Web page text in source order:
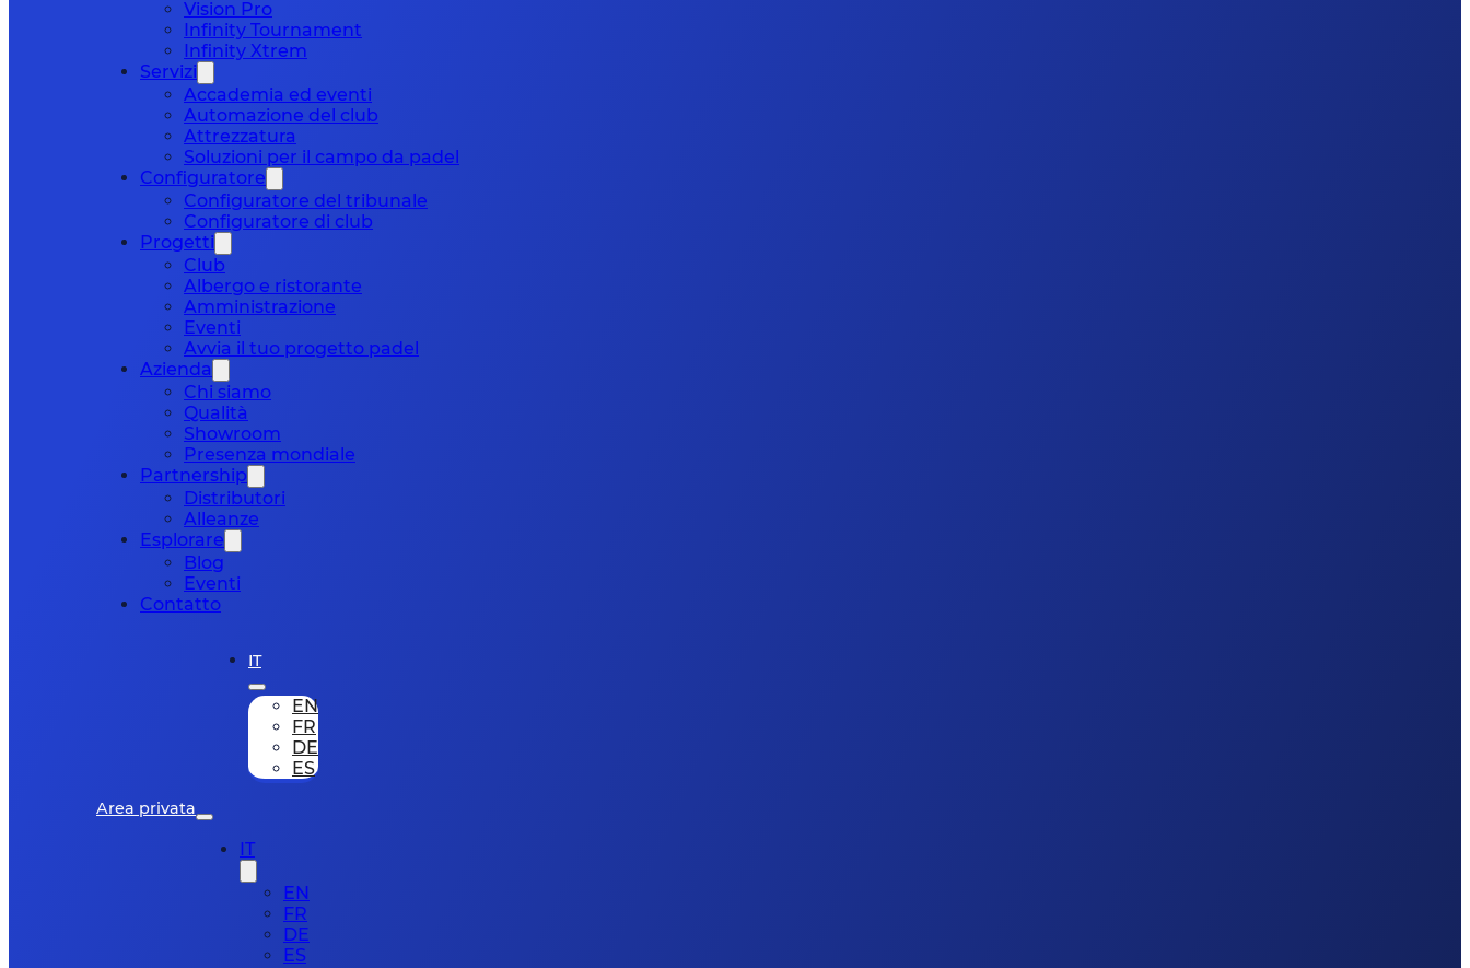
Vision Pro
Infinity Tournament
Infinity Xtrem
Servizi
Accademia ed eventi
Automazione del club
Attrezzatura
Soluzioni per il campo da padel
Configuratore
Configuratore del tribunale
Configuratore di club
Progetti
Club
Albergo e ristorante
Amministrazione
Eventi
Avvia il tuo progetto padel
Azienda
Chi siamo
Qualità
Showroom
Presenza mondiale
Partnership
Distributori
Alleanze
Esplorare
Blog
Eventi
Contatto
Area privata
IT
EN
FR
DE
ES
IT
EN
FR
DE
ES